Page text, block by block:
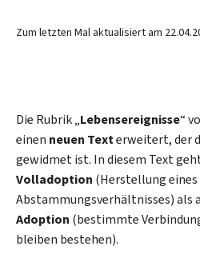
Zum letzten Mal aktualisiert am
Die Rubrik „Lebensereignisse“
einen neuen Texterweitert, der
gewidmet ist. In diesem Text
Volladoption (Herstellung eines
Abstammungsverhältnisses) als
Adoption (bestimmte
bleiben bestehen).